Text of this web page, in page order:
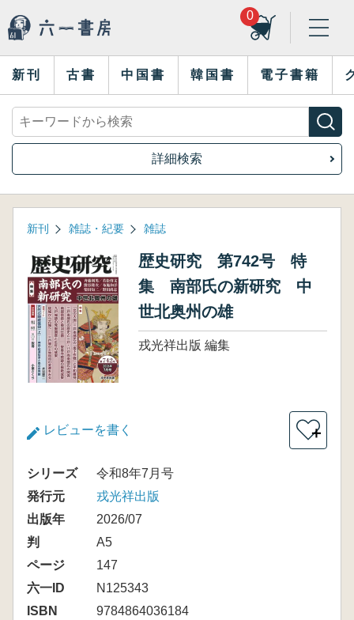
0
新刊 古書 中国書 韓国書 電子書籍
詳細検索
新刊 雑誌・紀要 雑誌
歴史研究 第742号 特
集 南部氏の新研究 中
世北奥州の雄
戎光祥出版 編集
レビューを書く ＋
シリーズ
令和8年7月号
発行元
戎光祥出版
出版年
2026/07
判
A5
ページ
147
六一ID
N125343
ISBN
9784864036184